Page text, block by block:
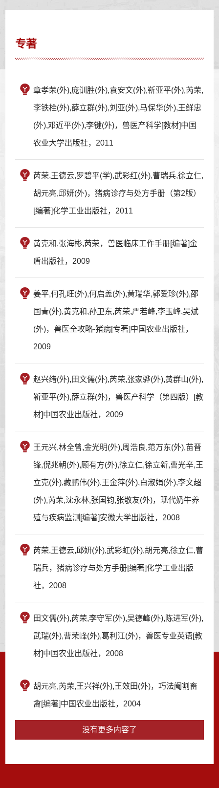
专著
章孝荣(外),庞训胜(外),袁安文(外),靳亚平(外),芮荣,
李铁栓(外),薛立群(外),刘亚(外),马保华(外),王鲜忠
(外),邓近平(外),李键(外)，兽医产科学[教材]中国
农业大学出版社，2011
芮荣,王德云,罗碧平(学),武彩红(外),曹瑞兵,徐立仁,
胡元亮,邱妍(外)，猪病诊疗与处方手册（第2版）
[编著]化学工业出版社，2011
黄克和,张海彬,芮荣，兽医临床工作手册[编著]金
盾出版社，2009
姜平,何孔旺(外),何启盖(外),黄瑞华,郭爱珍(外),邵
国青(外),黄克和,孙卫东,芮荣,严若峰,李玉峰,吴斌
(外)，兽医全攻略-猪病[专著]中国农业出版社，
2009
赵兴绪(外),田文儒(外),芮荣,张家骅(外),黄群山(外),
靳亚平(外),薛立群(外)，兽医产科学（第四版）[教
材]中国农业出版社，2009
王元兴,林全曾,金光明(外),周浩良,范万东(外),苗晋
锋,倪兆朝(外),顾有方(外),徐立仁,徐立新,曹光辛,王
立克(外),藏鹏伟(外),王金萍(外),白淑娟(外),李文超
(外),芮荣,沈永林,张国钧,张敬友(外)，现代奶牛养
殖与疾病监测[编著]安徽大学出版社，2008
芮荣,王德云,邱妍(外),武彩虹(外),胡元亮,徐立仁,曹
瑞兵，猪病诊疗与处方手册[编著]化学工业出版
社，2008
田文儒(外),芮荣,李守军(外),吴德峰(外),陈进军(外),
武瑞(外),曹荣峰(外),葛利江(外)，兽医专业英语[教
材]中国农业出版社，2008
胡元亮,芮荣,王兴祥(外),王效田(外)，巧法阉割畜
禽[编著]中国农业出版社，2004
没有更多内容了